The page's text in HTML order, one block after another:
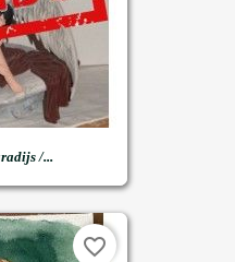
/...
favorite_border